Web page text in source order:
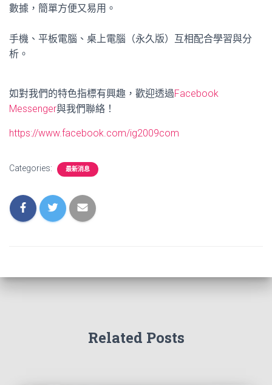
數據，簡單方便又易用。
手機、平板電腦、桌上電腦（永久版）互相配合學習與分
析。
如對我們的特色指標有興趣，歡迎透過Facebook
Messenger與我們聯絡！
https://www.facebook.com/ig2009com
Categories: 最新消息
Related Posts